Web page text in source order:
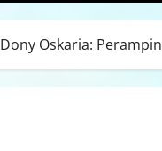
Dony Oskaria: